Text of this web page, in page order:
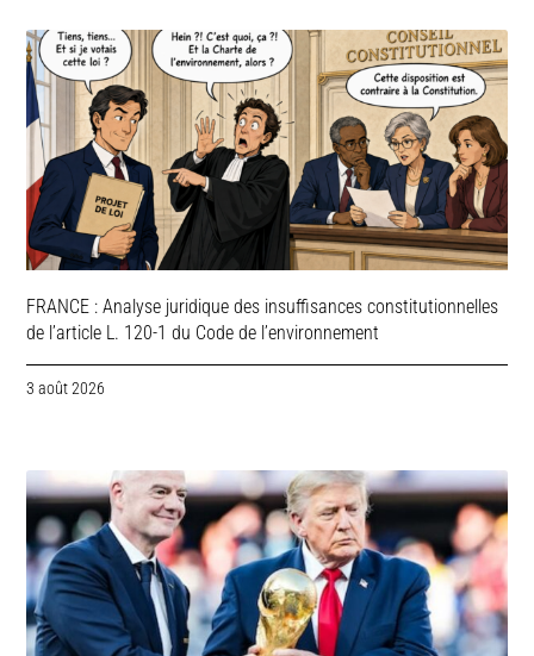
FRANCE : Analyse juridique des insuffisances constitutionnelles
de l’article L. 120-1 du Code de l’environnement
3 août 2026